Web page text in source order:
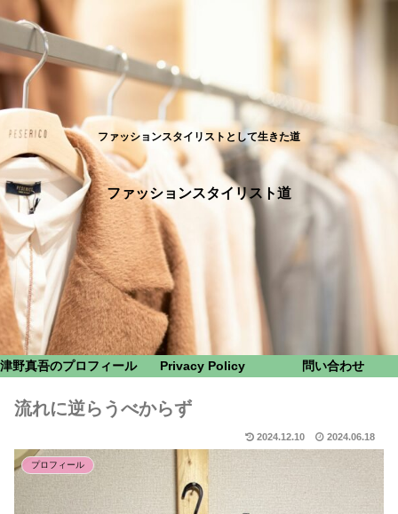
ファッションスタイリストとして生きた道
ファッションスタイリスト道
津野真吾のプロフィール Privacy Policy 問い合わせ
流れに逆らうべからず
2024.12.10 2024.06.18
プロフィール